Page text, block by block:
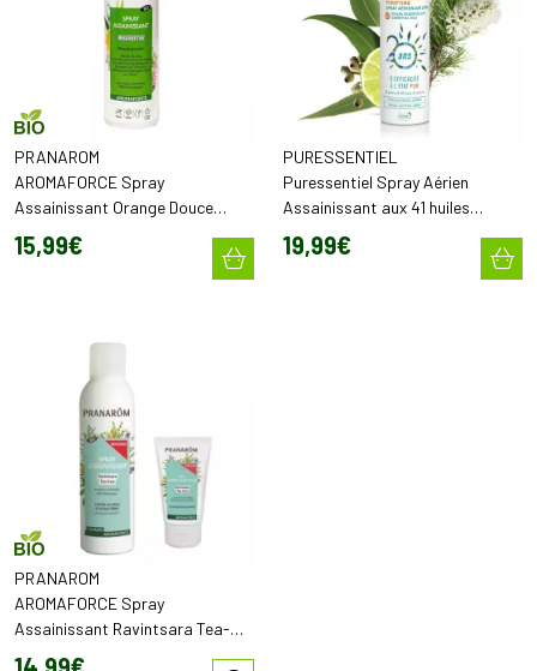
PRANAROM
AROMAFORCE Spray
Assainissant Orange Douce
Ravintsara Bio
15,99€
PURESSENTIEL
Puressentiel Spray Aérien
Assainissant aux 41 huiles
essentielles (200 ml)
19,99€
PRANAROM
AROMAFORCE Spray
Assainissant Ravintsara Tea-
Tree BIO